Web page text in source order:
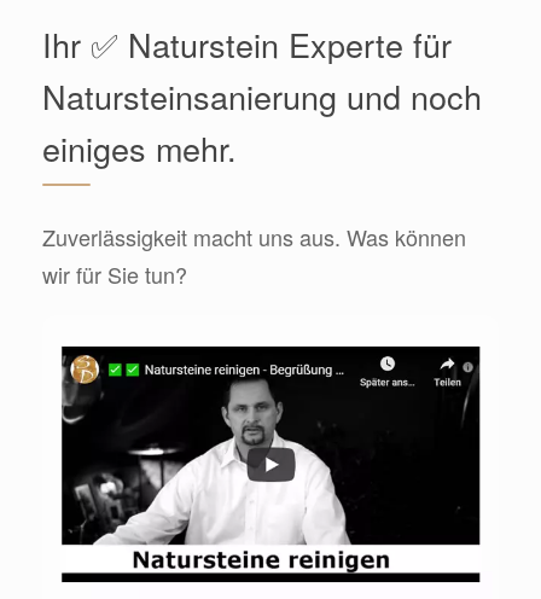
Ihr ✅ Naturstein Experte für
Natursteinsanierung und noch
einiges mehr.
Zuverlässigkeit macht uns aus. Was können
wir für Sie tun?